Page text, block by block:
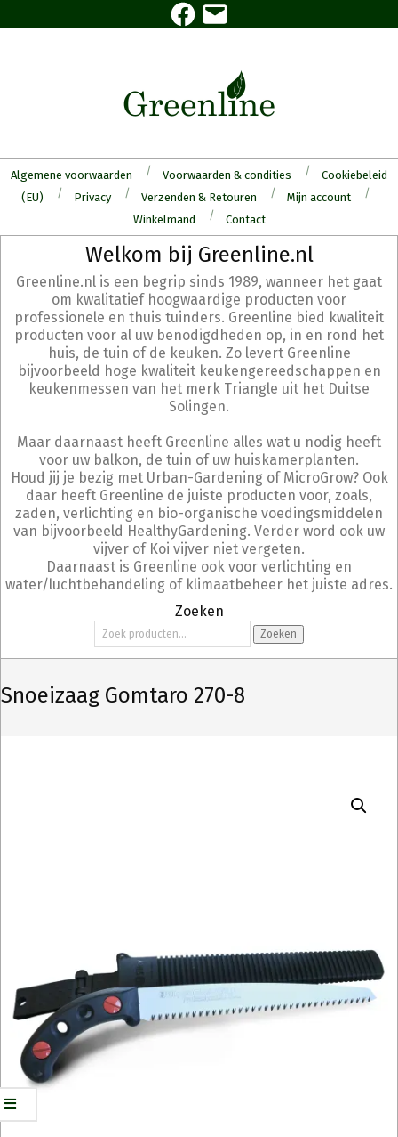
to
Facebook
E-
mail
Algemene voorwaarden Voorwaarden & condities
Cookiebeleid
(EU)
Privacy Verzenden & Retouren
Mijn account
Winkelmand
Contact
Menu
Welkom bij Greenline.nl
Greenline.nl is een begrip sinds 1989, wanneer het gaat
om kwalitatief hoogwaardige producten voor
professionele en thuis tuinders. Greenline bied kwaliteit
producten voor al uw benodigdheden op, in en rond het
huis, de tuin of de keuken. Zo levert Greenline
bijvoorbeeld hoge kwaliteit keukengereedschappen en
keukenmessen van het merk Triangle uit het Duitse
Solingen.
Maar daarnaast heeft Greenline alles wat u nodig heeft
voor uw balkon, de tuin of uw huiskamerplanten.
Houd jij je bezig met Urban-Gardening of MicroGrow? Ook
daar heeft Greenline de juiste producten voor, zoals,
zaden, verlichting en bio-organische voedingsmiddelen
van bijvoorbeeld HealthyGardening. Verder word ook uw
vijver of Koi vijver niet vergeten.
Daarnaast is Greenline ook voor verlichting en
water/luchtbehandeling of klimaatbeheer het juiste adres.
Zoeken
Zoeken
naar:
Zoeken
Snoeizaag Gomtaro 270-8